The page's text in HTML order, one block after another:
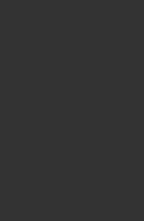
TOP キャミソールクロップトップ